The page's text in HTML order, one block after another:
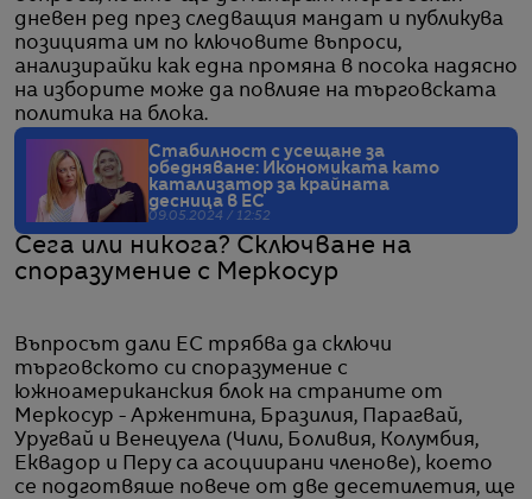
дневен ред през следващия мандат и публикува
позицията им по ключовите въпроси,
анализирайки как една промяна в посока надясно
на изборите може да повлияе на търговската
политика на блока.
Стабилност с усещане за
обедняване: Икономиката като
катализатор за крайната
десница в ЕС
09.05.2024 / 12:52
Сега или никога? Сключване на
споразумение с Меркосур
Въпросът дали ЕС трябва да сключи
търговското си споразумение с
южноамериканския блок на страните от
Меркосур - Аржентина, Бразилия, Парагвай,
Уругвай и Венецуела (Чили, Боливия, Колумбия,
Еквадор и Перу са асоциирани членове), което
се подготвяше повече от две десетилетия, ще